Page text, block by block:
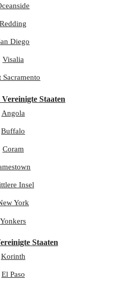
Redding
Diego
Visalia
Sacramento
Staaten
Angola
Buffalo
Coram
Insel
York
Yonkers
Staaten
Korinth
El Paso